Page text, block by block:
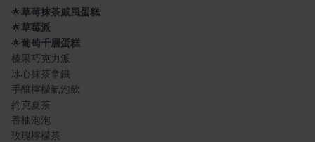
🌟草莓抹茶戚風蛋糕
🌟草莓派
🌟葡萄千層蛋糕
榛果巧克力派
冰心抹茶拿鐵
手釀檸檬氣泡飲
約克夏茶
香柚泡泡
玫瑰檸檬茶